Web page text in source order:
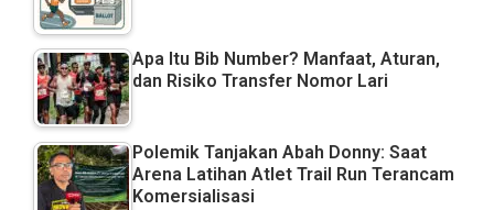
Apa Itu Bib Number? Manfaat, Aturan,
dan Risiko Transfer Nomor Lari
Polemik Tanjakan Abah Donny: Saat
Arena Latihan Atlet Trail Run Terancam
Komersialisasi